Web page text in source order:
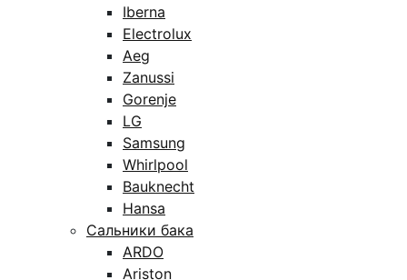
Iberna
Electrolux
Aeg
Zanussi
Gorenje
LG
Samsung
Whirlpool
Bauknecht
Hansa
Сальники бака
ARDO
Ariston